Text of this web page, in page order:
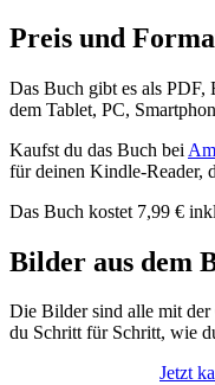
Preis und
Das Buch gibt es als
dem Tablet, PC,
Kaufst du das Buch bei
für deinen Kindle-Reader,
Das Buch kostet 7,99 €
Bilder aus dem
Die Bilder sind alle mit
du Schritt für Schritt, wie
Jetzt